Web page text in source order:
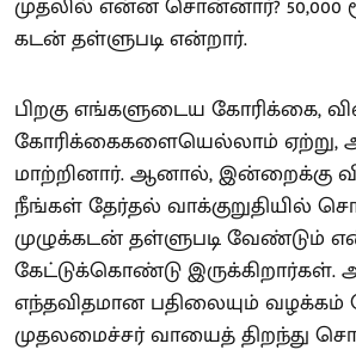
முதலில் என்ன சொன்னார்? 50,000
கடன் தள்ளுபடி என்றார்.
பிறகு எங்களுடைய கோரிக்கை,
கோரிக்கைகளையெல்லாம் ஏற்று,
மாற்றினார். ஆனால், இன்றைக்கு
நீங்கள் தேர்தல் வாக்குறுதியில்
முழுக்கடன் தள்ளுபடி வேண்டும்
கேட்டுக்கொண்டு இருக்கிறார்கள்.
எந்தவிதமான பதிலையும்
முதலமைச்சர் வாயைத் திறந்து